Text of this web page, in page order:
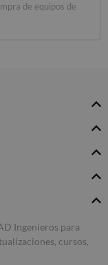
de equipos de
Ingenieros para
cursos,